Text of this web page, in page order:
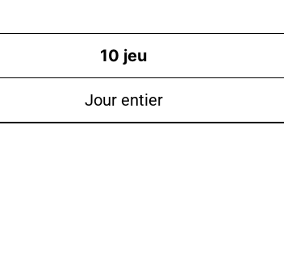
10 jeu
Jour entier